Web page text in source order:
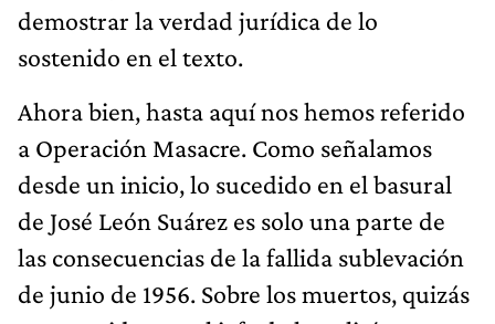
demostrar la verdad jurídica de lo
sostenido en el texto.
Ahora bien, hasta aquí nos hemos referido
a Operación Masacre. Como señalamos
desde un inicio, lo sucedido en el basural
de José León Suárez es solo una parte de
las consecuencias de la fallida sublevación
de junio de 1956. Sobre los muertos, quizás